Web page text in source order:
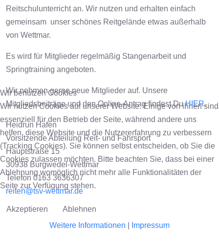
Reitschulunterricht an. Wir nutzen und erhalten einfach
gemeinsam unser schönes Reitgelände etwas außerhalb
von Wettmar.
Es wird für Mitglieder regelmäßig Stangenarbeit und
Springtraining angeboten.
Wir nehmen gerne neue Mitglieder auf. Unsere
Mitgliedsbeiträge und den Online-Antrag findest DuHIER.
Heidrun Hafen
Vorsitzende Abteilung Reit- und Fahrsport
Hauptstraße 15
30938 Burgwedel-Wettmar
Telefon 0163 3636307
reiten@tsv-wettmar.de
Wir benutzen Cookies
Wir nutzen Cookies auf unserer Website. Einige von ihnen sind
essenziell für den Betrieb der Seite, während andere uns
helfen, diese Website und die Nutzererfahrung zu verbessern
(Tracking Cookies). Sie können selbst entscheiden, ob Sie die
Cookies zulassen möchten. Bitte beachten Sie, dass bei einer
Ablehnung womöglich nicht mehr alle Funktionalitäten der
Seite zur Verfügung stehen.
Akzeptieren
Ablehnen
Weitere Informationen
Impressum